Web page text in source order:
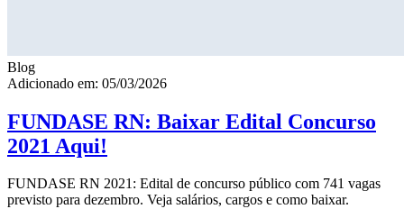
Blog
Adicionado em: 05/03/2026
FUNDASE RN: Baixar Edital Concurso
2021 Aqui!
FUNDASE RN 2021: Edital de concurso público com 741 vagas
previsto para dezembro. Veja salários, cargos e como baixar.